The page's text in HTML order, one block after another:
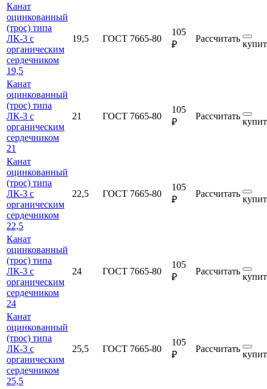
Канат
оцинкованный
(трос) типа
ЛК-3 с
органическим
сердечником
19,5
19,5 ГОСТ 7665-80
105
₽
Рассчитать
Канат
оцинкованный
(трос) типа
ЛК-3 с
органическим
сердечником
21
21 ГОСТ 7665-80
105
₽
Рассчитать
Канат
оцинкованный
(трос) типа
ЛК-3 с
органическим
сердечником
22,5
22,5 ГОСТ 7665-80
105
₽
Рассчитать
Канат
оцинкованный
(трос) типа
ЛК-3 с
органическим
сердечником
24
24 ГОСТ 7665-80
105
₽
Рассчитать
Канат
оцинкованный
(трос) типа
ЛК-3 с
органическим
сердечником
25,5
25,5 ГОСТ 7665-80
105
₽
Рассчитать